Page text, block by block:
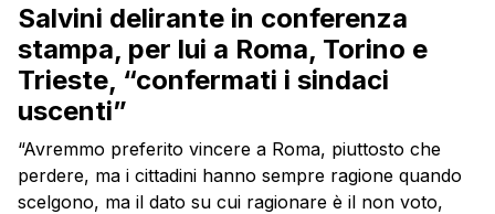
Salvini delirante in conferenza
stampa, per lui a Roma, Torino e
Trieste, “confermati i sindaci
uscenti”
“Avremmo preferito vincere a Roma, piuttosto che
perdere, ma i cittadini hanno sempre ragione quando
scelgono, ma il dato su cui ragionare è il non voto,